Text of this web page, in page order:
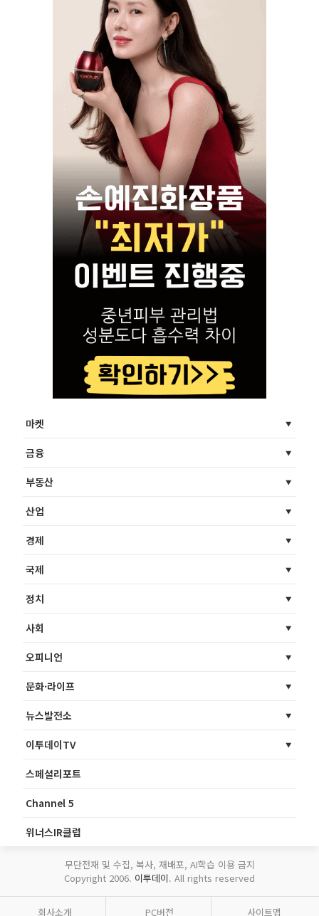
마켓
금융
부동산
산업
경제
국제
정치
사회
오피니언
문화·라이프
뉴스발전소
이투데이TV
스페셜리포트
Channel 5
위너스IR클럽
무단전재 및 수집, 복사, 재배포, AI학습 이용 금지
Copyright 2006. 이투데이. All rights reserved
회사소개 PC버전 사이트맵